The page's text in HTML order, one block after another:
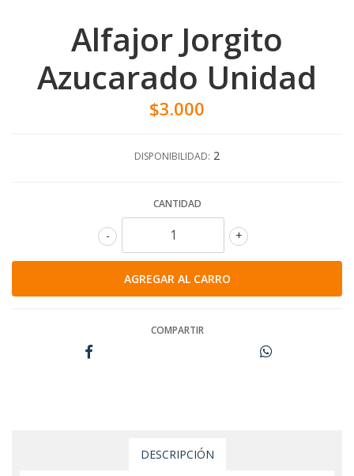
Alfajor Jorgito
Azucarado Unidad
$3.000
DISPONIBILIDAD: 2
CANTIDAD
+
-
COMPARTIR
DESCRIPCIÓN